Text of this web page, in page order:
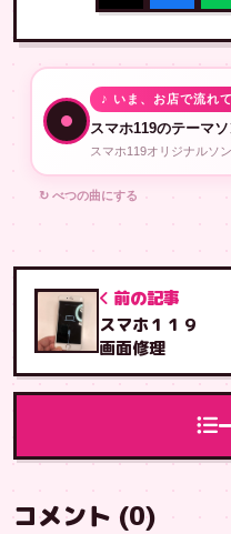
♪ いま、お店で流れ
スマホ119のテーマ
スマホ119オリジナルソ
↻ べつの曲にする
前の記事
スマホ１１９
画面修理
コメント (0)